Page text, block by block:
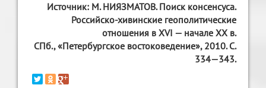
Источник: М. НИЯЗМАТОВ. Поиск консенсуса.
Российско-хивинские геополитические
отношения в XVI — начале ХХ в.
СПб., «Петербургское востоковедение», 2010. С.
334—343.